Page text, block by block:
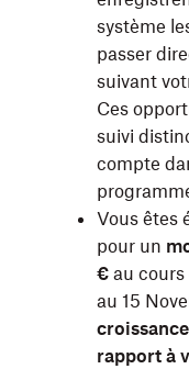
système
passer
suivant
Ces
suivi
compte
Vous êtes
pour un
€ au
au 15
rapport à